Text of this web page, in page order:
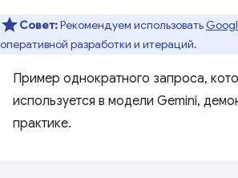
Совет:Рекомендуем использовать
оперативной разработки и итераций.
Пример однократного запроса,
используется в модели Gemini,
практике.